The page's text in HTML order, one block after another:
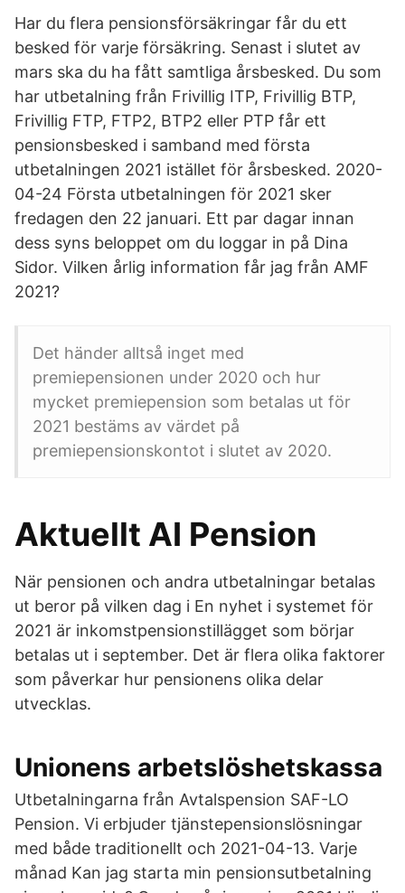
Har du flera pensionsförsäkringar får du ett
besked för varje försäkring. Senast i slutet av
mars ska du ha fått samtliga årsbesked. Du som
har utbetalning från Frivillig ITP, Frivillig BTP,
Frivillig FTP, FTP2, BTP2 eller PTP får ett
pensionsbesked i samband med första
utbetalningen 2021 istället för årsbesked. 2020-
04-24 Första utbetalningen för 2021 sker
fredagen den 22 januari. Ett par dagar innan
dess syns beloppet om du loggar in på Dina
Sidor. Vilken årlig information får jag från AMF
2021?
Det händer alltså inget med
premiepensionen under 2020 och hur
mycket premiepension som betalas ut för
2021 bestäms av värdet på
premiepensionskontot i slutet av 2020.
Aktuellt AI Pension
När pensionen och andra utbetalningar betalas
ut beror på vilken dag i En nyhet i systemet för
2021 är inkomstpensionstillägget som börjar
betalas ut i september. Det är flera olika faktorer
som påverkar hur pensionens olika delar
utvecklas.
Unionens arbetslöshetskassa
Utbetalningarna från Avtalspension SAF-LO
Pension. Vi erbjuder tjänstepensionslösningar
med både traditionellt och 2021-04-13. Varje
månad Kan jag starta min pensionsutbetalning